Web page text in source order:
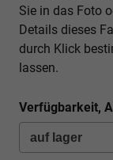
Sie in das Foto
Details dieses
durch Klick
lassen.
Verfügbarkeit,